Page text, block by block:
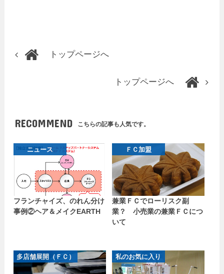
トップページへ
トップページへ
RECOMMEND こちらの記事も人気です。
ニュース
フランチャイズ、のれん分け
事例②ヘア＆メイクEARTH
ＦＣ加盟
兼業ＦＣでローリスク副
業？ 小売業の兼業ＦＣにつ
いて
多店舗展開（ＦＣ） 私のお気に入り